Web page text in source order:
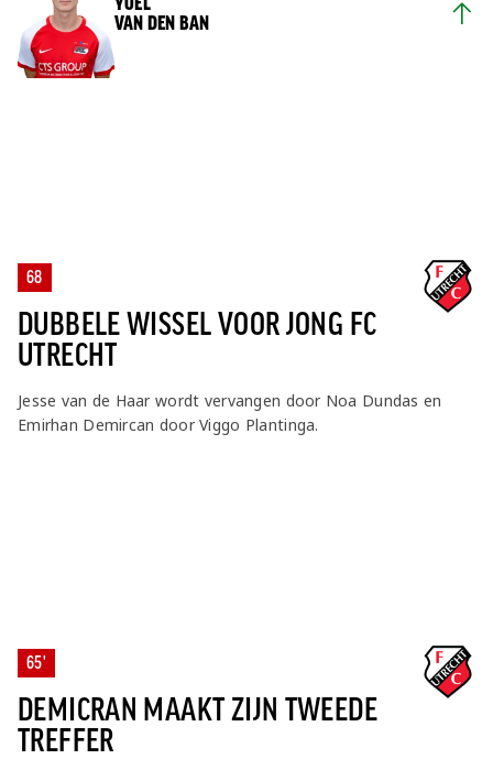
VAN DEN BAN
68
DUBBELE WISSEL VOOR JONG FC
UTRECHT
Jesse van de Haar wordt vervangen door Noa Dundas en
Emirhan Demircan door Viggo Plantinga.
65'
DEMICRAN MAAKT ZIJN TWEEDE
TREFFER